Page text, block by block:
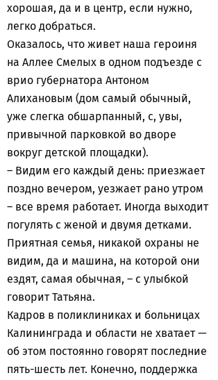
хорошая, да и в центр, если нужно,
легко добраться.
Оказалось, что живет наша героиня
на Аллее Смелых в одном подъезде с
врио губернатора Антоном
Алихановым (дом самый обычный,
уже слегка обшарпанный, с, увы,
привычной парковкой во дворе
вокруг детской площадки).
– Видим его каждый день: приезжает
поздно вечером, уезжает рано утром
– все время работает. Иногда выходит
погулять с женой и двумя детками.
Приятная семья, никакой охраны не
видим, да и машина, на которой они
ездят, самая обычная, – с улыбкой
говорит Татьяна.
Кадров в поликлиниках и больницах
Калининграда и области не хватает —
об этом постоянно говорят последние
пять-шесть лет. Конечно, поддержка